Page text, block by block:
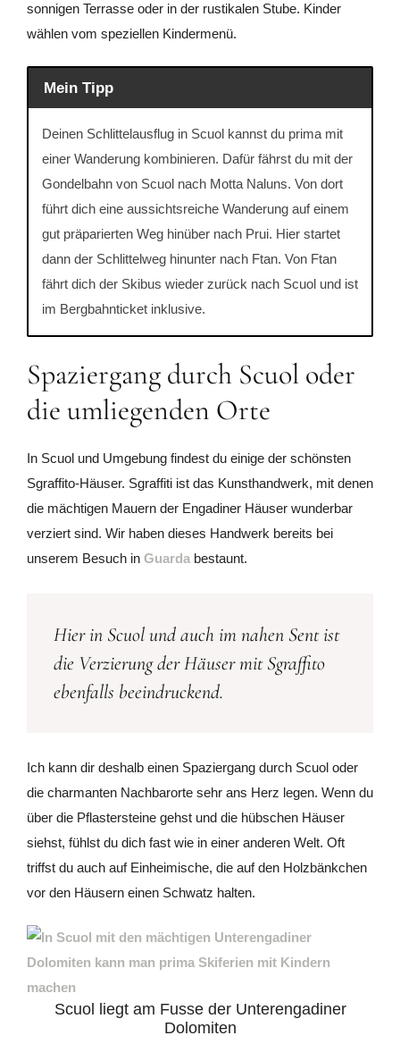
sonnigen Terrasse oder in der rustikalen Stube. Kinder
wählen vom speziellen Kindermenü.
Mein Tipp
Deinen Schlittelausflug in Scuol kannst du prima mit
einer Wanderung kombinieren. Dafür fährst du mit der
Gondelbahn von Scuol nach Motta Naluns. Von dort
führt dich eine aussichtsreiche Wanderung auf einem
gut präparierten Weg hinüber nach Prui. Hier startet
dann der Schlittelweg hinunter nach Ftan. Von Ftan
fährt dich der Skibus wieder zurück nach Scuol und ist
im Bergbahnticket inklusive.
Spaziergang durch Scuol oder
die umliegenden Orte
In Scuol und Umgebung findest du einige der schönsten
Sgraffito-Häuser. Sgraffiti ist das Kunsthandwerk, mit denen
die mächtigen Mauern der Engadiner Häuser wunderbar
verziert sind. Wir haben dieses Handwerk bereits bei
unserem Besuch in Guarda bestaunt.
Hier in Scuol und auch im nahen Sent ist
die Verzierung der Häuser mit Sgraffito
ebenfalls beeindruckend.
Ich kann dir deshalb einen Spaziergang durch Scuol oder
die charmanten Nachbarorte sehr ans Herz legen. Wenn du
über die Pflastersteine gehst und die hübschen Häuser
siehst, fühlst du dich fast wie in einer anderen Welt. Oft
triffst du auch auf Einheimische, die auf den Holzbänkchen
vor den Häusern einen Schwatz halten.
Scuol liegt am Fusse der Unterengadiner
Dolomiten